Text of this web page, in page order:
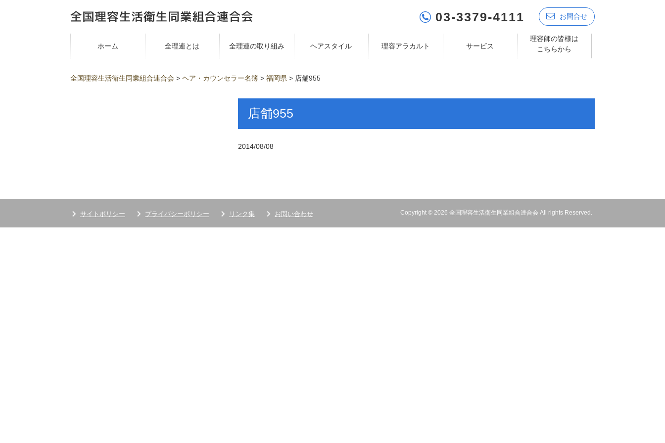
03-3379-4111 お問合せ
ホーム 全理連とは 全理連の取り組み ヘアスタイル 理容アラカルト サービス
理容師の皆様は
こちらから
全国理容生活衛生同業組合連合会 > ヘア・カウンセラー名簿 > 福岡県 > 店舗955
店舗955
2014/08/08
サイトポリシー プライバシーポリシー リンク集 お問い合わせ Copyright © 2026 全国理容生活衛生同業組合連合会 All rights Reserved.